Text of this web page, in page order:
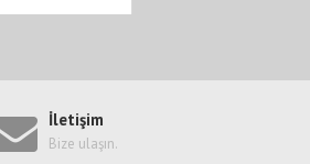
İletişim
Bize ulaşın.